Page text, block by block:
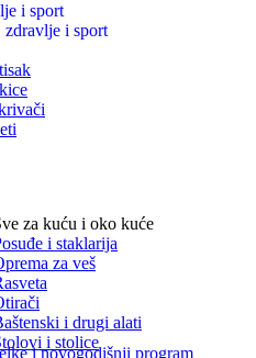
i sport
zdravlje i sport
za kuću i oko kuće
i staklarija
za veš
i drugi alati
i stolice
i novogodišnji program